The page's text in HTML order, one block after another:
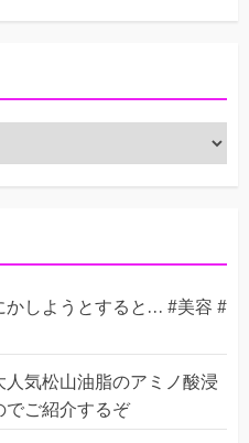
かしようとすると… #美容 #
人気松山油脂のアミノ酸浸
ご紹介するぞ